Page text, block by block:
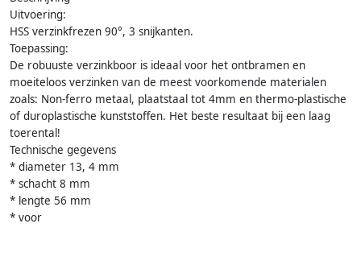
Uitvoering:
HSS verzinkfrezen 90°, 3 snijkanten.
Toepassing:
De robuuste verzinkboor is ideaal voor het ontbramen en
moeiteloos verzinken van de meest voorkomende materialen
zoals: Non-ferro metaal, plaatstaal tot 4mm en thermo-plastische
of duroplastische kunststoffen. Het beste resultaat bij een laag
toerental!
Technische gegevens
* diameter 13, 4 mm
* schacht 8 mm
* lengte 56 mm
* voor